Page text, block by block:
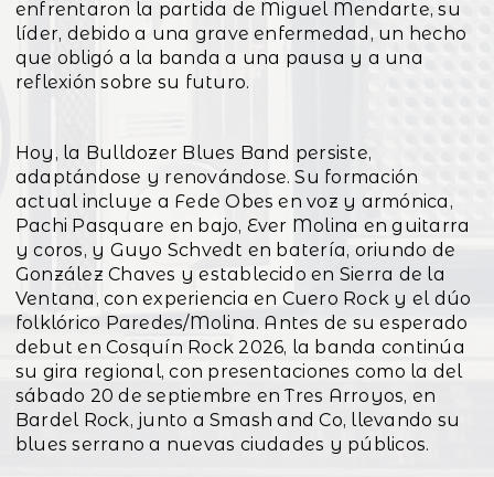
enfrentaron la partida de Miguel Mendarte, su
líder, debido a una grave enfermedad, un hecho
que obligó a la banda a una pausa y a una
reflexión sobre su futuro.
Hoy, la Bulldozer Blues Band persiste,
adaptándose y renovándose. Su formación
actual incluye a Fede Obes en voz y armónica,
Pachi Pasquare en bajo, Ever Molina en guitarra
y coros, y Guyo Schvedt en batería, oriundo de
González Chaves y establecido en Sierra de la
Ventana, con experiencia en Cuero Rock y el dúo
folklórico Paredes/Molina. Antes de su esperado
debut en Cosquín Rock 2026, la banda continúa
su gira regional, con presentaciones como la del
sábado 20 de septiembre en Tres Arroyos, en
Bardel Rock, junto a Smash and Co, llevando su
blues serrano a nuevas ciudades y públicos.